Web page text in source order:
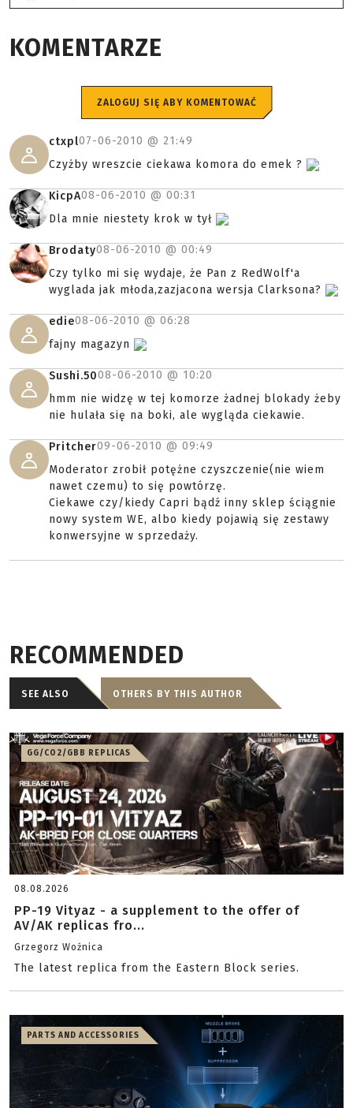
KOMENTARZE
ZALOGUJ SIĘ ABY KOMENTOWAĆ
ctxpl07-06-2010 @ 21:49
Czyżby wreszcie ciekawa komora do emek ?
KicpA08-06-2010 @ 00:31
Dla mnie niestety krok w tył
Brodaty08-06-2010 @ 00:49
Czy tylko mi się wydaje, że Pan z RedWolf'a
wyglada jak młoda,zazjacona wersja Clarksona?
edie08-06-2010 @ 06:28
fajny magazyn
Sushi.5008-06-2010 @ 10:20
hmm nie widzę w tej komorze żadnej blokady żeby
nie hulała się na boki, ale wygląda ciekawie.
Pritcher09-06-2010 @ 09:49
Moderator zrobił potężne czyszczenie(nie wiem
nawet czemu) to się powtórzę.
Ciekawe czy/kiedy Capri bądź inny sklep ściągnie
nowy system WE, albo kiedy pojawią się zestawy
konwersyjne w sprzedaży.
RECOMMENDED
SEE ALSO OTHERS BY THIS AUTHOR
GG/CO2/GBB REPLICAS
08.08.2026
PP-19 Vityaz - a supplement to the offer of
AV/AK replicas fro...
Grzegorz Woźnica
The latest replica from the Eastern Block series.
PARTS AND ACCESSORIES